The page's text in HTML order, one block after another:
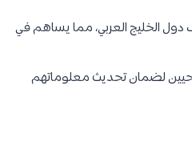
الخليج العربي، مما يساهم في
لضمان تحديث معلوماتهم